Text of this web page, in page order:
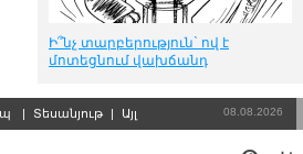
Ի՞նչ տարբերություն` ով է
մոտեցնում վախճանդ
| Տեսանյութ | Այլ 08.08.2026